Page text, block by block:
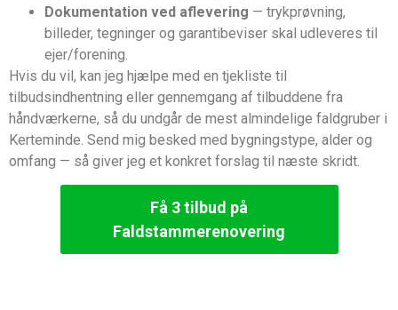
Dokumentation ved aflevering — trykprøvning,
billeder, tegninger og garantibeviser skal udleveres til
ejer/forening.
Hvis du vil, kan jeg hjælpe med en tjekliste til
tilbudsindhentning eller gennemgang af tilbuddene fra
håndværkerne, så du undgår de mest almindelige faldgruber i
Kerteminde. Send mig besked med bygningstype, alder og
omfang — så giver jeg et konkret forslag til næste skridt.
Få 3 tilbud på
Faldstammerenovering